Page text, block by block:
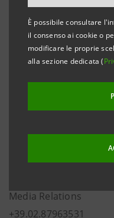
È possibile consultare
il consenso ai cookie o
modificare le proprie
alla sezione dedicata (
giornata odierna
Italiana nonché nel
Investor Relations
Media Relations
+39.02.87963531